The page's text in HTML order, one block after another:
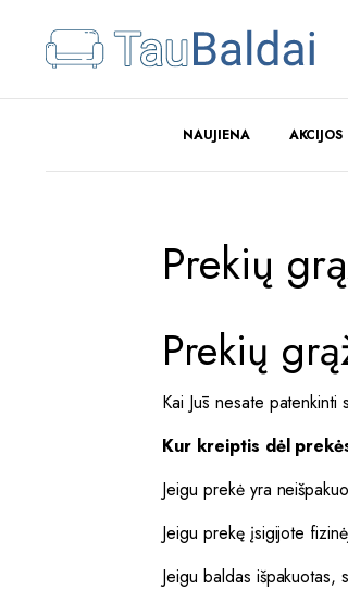
NAUJIENA AKCIJOS
Prekių
Prekių
Kai Jūs nesate
Kur kreiptis dėl
Jeigu prekė yra
Jeigu prekę įsigijote
Jeigu baldas išpakuotas,